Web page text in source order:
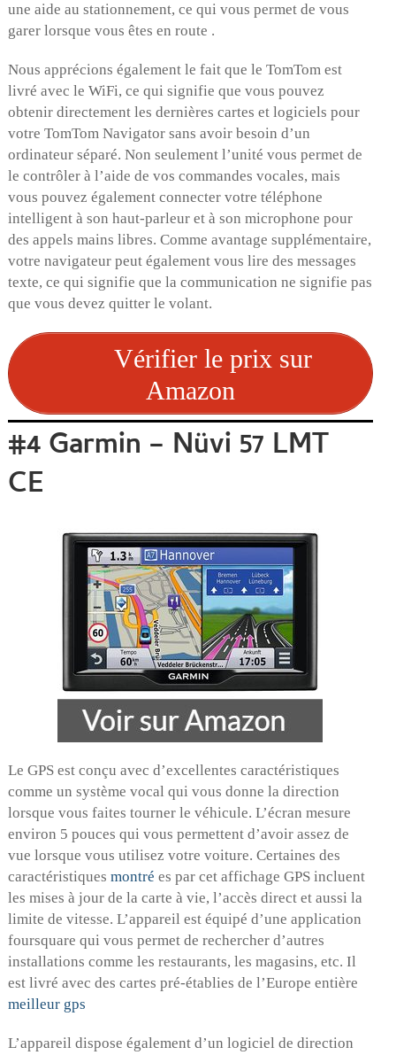
une aide au stationnement, ce qui vous permet de vous
garer lorsque vous êtes en route .
Nous apprécions également le fait que le TomTom est
livré avec le WiFi, ce qui signifie que vous pouvez
obtenir directement les dernières cartes et logiciels pour
votre TomTom Navigator sans avoir besoin d’un
ordinateur séparé. Non seulement l’unité vous permet de
le contrôler à l’aide de vos commandes vocales, mais
vous pouvez également connecter votre téléphone
intelligent à son haut-parleur et à son microphone pour
des appels mains libres. Comme avantage supplémentaire,
votre navigateur peut également vous lire des messages
texte, ce qui signifie que la communication ne signifie pas
que vous devez quitter le volant.
Vérifier le prix sur
Amazon
#4 Garmin – Nüvi 57 LMT
CE
Le GPS est conçu avec d’excellentes caractéristiques
comme un système vocal qui vous donne la direction
lorsque vous faites tourner le véhicule. L’écran mesure
environ 5 pouces qui vous permettent d’avoir assez de
vue lorsque vous utilisez votre voiture. Certaines des
caractéristiques montré es par cet affichage GPS incluent
les mises à jour de la carte à vie, l’accès direct et aussi la
limite de vitesse. L’appareil est équipé d’une application
foursquare qui vous permet de rechercher d’autres
installations comme les restaurants, les magasins, etc. Il
est livré avec des cartes pré-établies de l’Europe entière
meilleur gps
L’appareil dispose également d’un logiciel de direction